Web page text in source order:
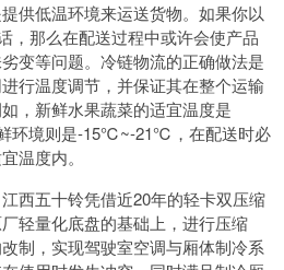
供低温环境来运送货物。如果你以
，那么在配送过程中或许会使产品
变等问题。冷链物流的正确做法是
行温度调节，并保证其在整个运输
，新鲜水果蔬菜的适宜温度是
环境则是-15℃~-21℃，在配送时必
温度内。
西五十铃凭借近20年的轻卡双压缩
轻量化底盘的基础上，进行压缩
制，实现驾驶室空调与厢体制冷系